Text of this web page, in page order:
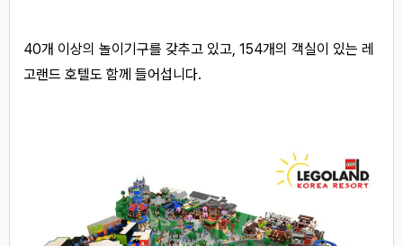
40개 이상의 놀이기구를 갖추고 있고, 154개의 객실이 있는 레
고랜드 호텔도 함께 들어섭니다.